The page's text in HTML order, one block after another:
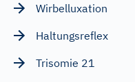
Wirbelluxation
Haltungsreflex
Trisomie 21